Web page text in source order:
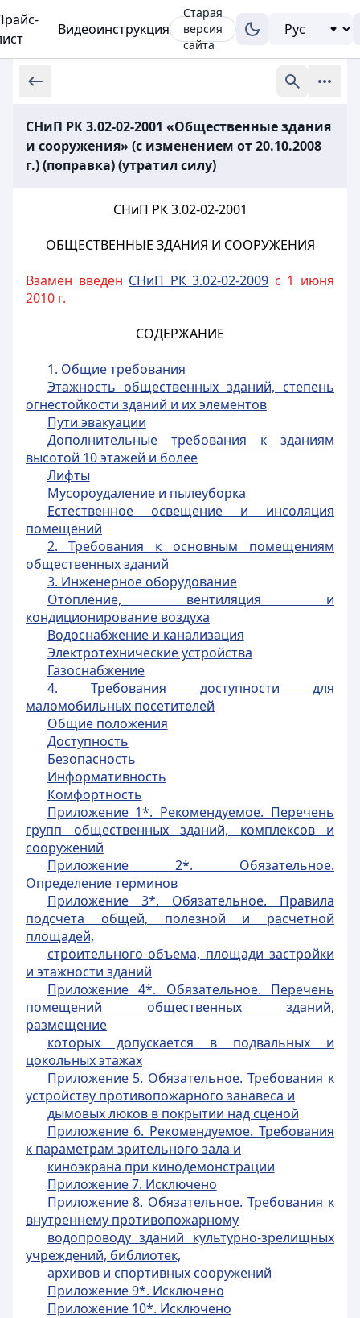
Видеоинструкция
Старая
версия
сайта
СНиП РК 3.02-02-2001 «Общественные здания
и сооружения» (с изменением от 20.10.2008
г.) (поправка) (утратил силу)
СНиП РК 3.02-02-2001
ОБЩЕСТВЕННЫЕ ЗДАНИЯ И СООРУЖЕНИЯ
Взамен введен СНиП РК 3.02-02-2009 с 1 июня
2010 г.
СОДЕРЖАНИЕ
1. Общие требования
Этажность общественных зданий, степень
огнестойкости зданий и их элементов
Пути эвакуации
Дополнительные требования к зданиям
высотой 10 этажей и более
Лифты
Мусороудаление и пылеуборка
Естественное освещение и инсоляция
помещений
2. Требования к основным помещениям
общественных зданий
3. Инженерное оборудование
Отопление, вентиляция и
кондиционирование воздуха
Водоснабжение и канализация
Электротехнические устройства
Газоснабжение
4. Требования доступности для
маломобильных посетителей
Общие положения
Доступность
Безопасность
Информативность
Комфортность
Приложение 1*. Рекомендуемое. Перечень
групп общественных зданий, комплексов и
сооружений
Приложение 2*. Обязательное.
Определение терминов
Приложение 3*. Обязательное. Правила
подсчета общей, полезной и расчетной
площадей,
строительного объема, площади застройки
и этажности зданий
Приложение 4*. Обязательное. Перечень
помещений общественных зданий,
размещение
которых допускается в подвальных и
цокольных этажах
Приложение 5. Обязательное. Требования к
устройству противопожарного занавеса и
дымовых люков в покрытии над сценой
Приложение 6. Рекомендуемое. Требования
к параметрам зрительного зала и
киноэкрана при кинодемонстрации
Приложение 7. Исключено
Приложение 8. Обязательное. Требования к
внутреннему противопожарному
водопроводу зданий культурно-зрелищных
учреждений, библиотек,
архивов и спортивных сооружений
Приложение 9*. Исключено
Приложение 10*. Исключено